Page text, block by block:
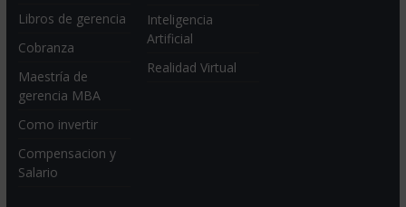
Libros de gerencia
Cobranza
Maestría de
gerencia MBA
Como invertir
Compensacion y
Salario
Inteligencia
Artificial
Realidad Virtual